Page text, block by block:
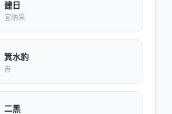
建日
宜纳采
箕水豹
吉
二黑